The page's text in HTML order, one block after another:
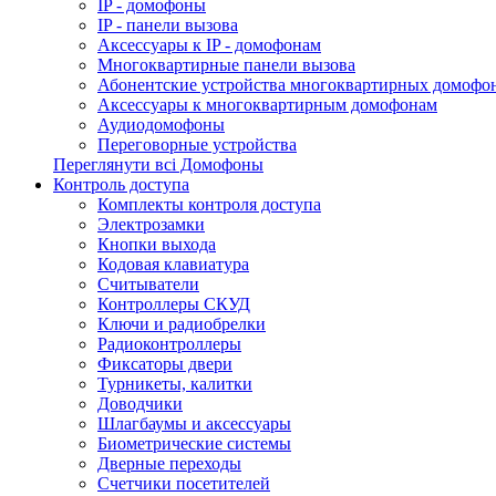
IP - домофоны
IP - панели вызова
Аксессуары к IP - домофонам
Многоквартирные панели вызова
Абонентские устройства многоквартирных
Аксессуары к многоквартирным домофонам
Аудиодомофоны
Переговорные устройства
Переглянути всі Домофоны
Контроль доступа
Комплекты контроля доступа
Электрозамки
Кнопки выхода
Кодовая клавиатура
Считыватели
Контроллеры СКУД
Ключи и радиобрелки
Радиоконтроллеры
Фиксаторы двери
Турникеты, калитки
Доводчики
Шлагбаумы и аксессуары
Биометрические системы
Дверные переходы
Счетчики посетителей